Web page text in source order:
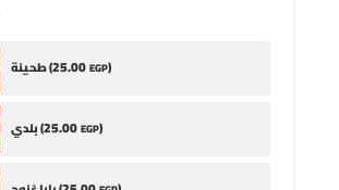
طحينة (25.00EGP)
بلدي (25.00EGP)